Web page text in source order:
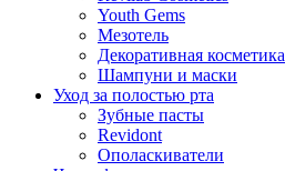
Youth Gems
Мезотель
Декоративная косметика
Шампуни и маски
Уход за полостью рта
Зубные пасты
Revidont
Ополаскиватели